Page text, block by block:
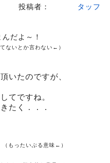
投稿者：
タッフ
だよ～！
ないとか言わない←）
いたのですが、
てですね。
たく．．．
（もったいぶる意味←）